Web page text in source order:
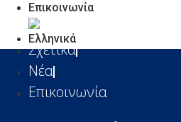
Επικοινωνία
Σχετικά
Νέα
Επικοινωνία